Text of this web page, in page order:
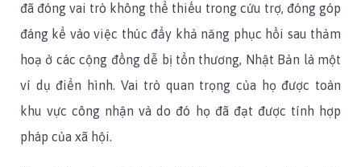
đã đóng vai trò không thể thiếu trong cứu trợ, đóng góp
đáng kể vào việc thúc đẩy khả năng phục hồi sau thảm
hoạ ở các cộng đồng dễ bị tổn thương, Nhật Bản là một
ví dụ điển hình. Vai trò quan trọng của họ được toàn
khu vực công nhận và do đó họ đã đạt được tính hợp
pháp của xã hội.